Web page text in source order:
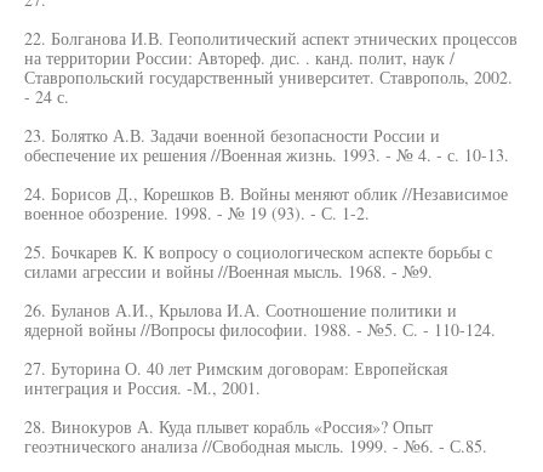
22. Болганова И.В. Геополитический аспект этнических процессов
на территории России: Автореф. дис. . канд. полит, наук /
Ставропольский государственный университет. Ставрополь, 2002.
- 24 с.
23. Болятко А.В. Задачи военной безопасности России и
обеспечение их решения //Военная жизнь. 1993. - № 4. - с. 10-13.
24. Борисов Д., Корешков В. Войны меняют облик //Независимое
военное обозрение. 1998. - № 19 (93). - С. 1-2.
25. Бочкарев К. К вопросу о социологическом аспекте борьбы с
силами агрессии и войны //Военная мысль. 1968. - №9.
26. Буланов А.И., Крылова И.А. Соотношение политики и
ядерной войны //Вопросы философии. 1988. - №5. С. - 110-124.
27. Буторина О. 40 лет Римским договорам: Европейская
интеграция и Россия. -М., 2001.
28. Винокуров А. Куда плывет корабль «Россия»? Опыт
геоэтнического анализа //Свободная мысль. 1999. - №6. - С.85.